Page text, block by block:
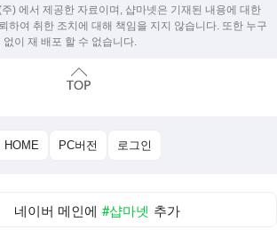
) 에서 제공한 자료이며, 샵마넷은 기재된 내용에 대한
하여 취한 조치에 대해 책임을 지지 않습니다. 또한 누구
이 재 배포 할 수 없습니다.
HOME PC버전 로그인
네이버 메인에 #샵마넷 추가